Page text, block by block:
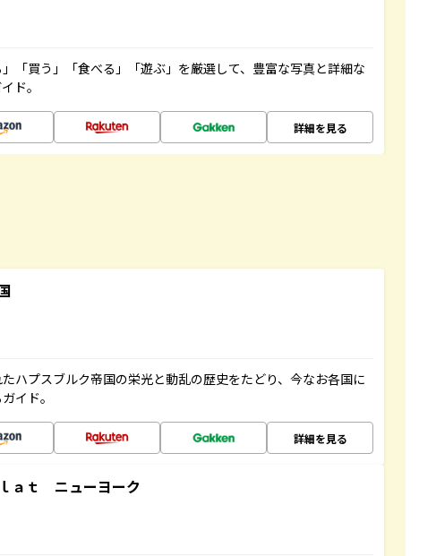
「買う」「食べる」「遊ぶ」を厳選して、豊富な写真と詳細な
ド。
詳細を見る
たハプスブルク帝国の栄光と動乱の歴史をたどり、今なお各国に
イド。
詳細を見る
ａｔ ニューヨーク